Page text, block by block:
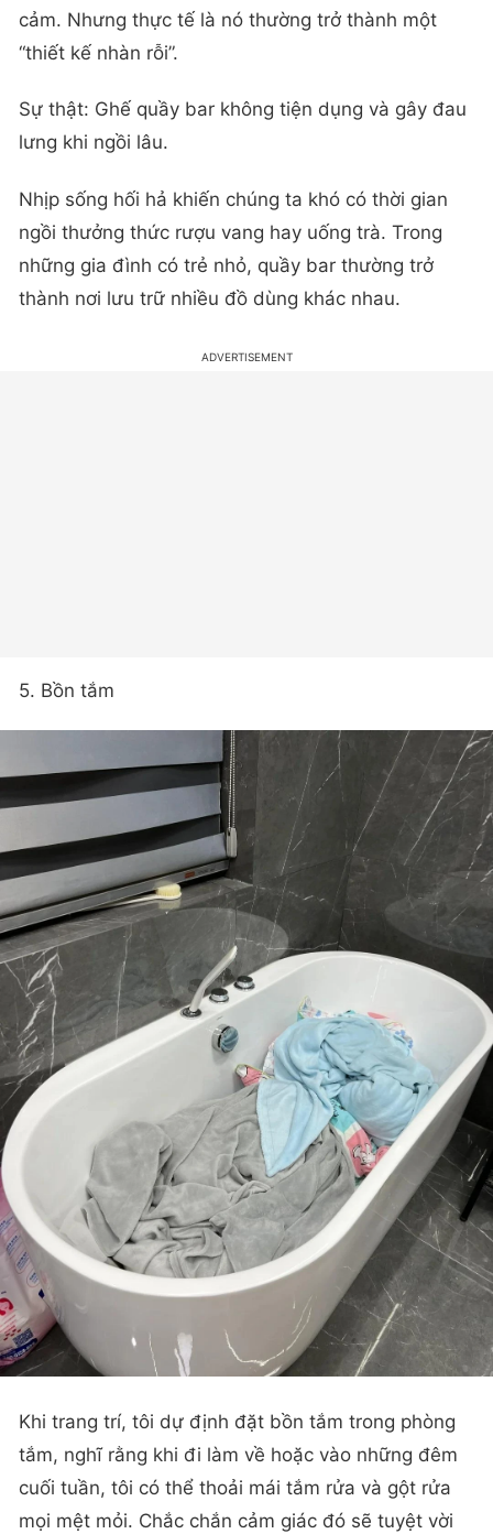
cảm. Nhưng thực tế là nó thường trở thành một
“thiết kế nhàn rỗi”.
Sự thật: Ghế quầy bar không tiện dụng và gây đau
lưng khi ngồi lâu.
Nhịp sống hối hả khiến chúng ta khó có thời gian
ngồi thưởng thức rượu vang hay uống trà. Trong
những gia đình có trẻ nhỏ, quầy bar thường trở
thành nơi lưu trữ nhiều đồ dùng khác nhau.
5. Bồn tắm
Khi trang trí, tôi dự định đặt bồn tắm trong phòng
tắm, nghĩ rằng khi đi làm về hoặc vào những đêm
cuối tuần, tôi có thể thoải mái tắm rửa và gột rửa
mọi mệt mỏi. Chắc chắn cảm giác đó sẽ tuyệt vời